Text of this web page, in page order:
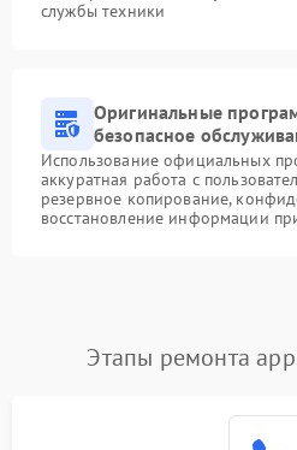
службы техники
Оригинальные
безопасное
Использование официальных
аккуратная работа с
резервное копирование,
восстановление информации
Этапы ремонта